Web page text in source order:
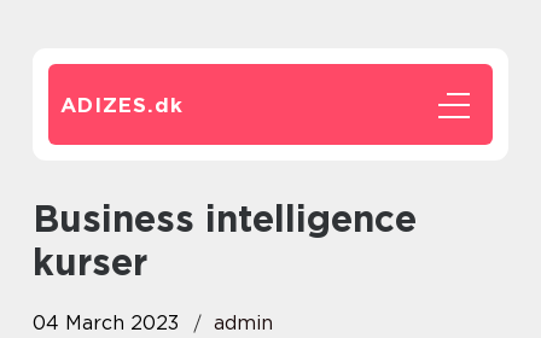
ADIZES.dk
business intelligence
kurser
04 March 2023 admin